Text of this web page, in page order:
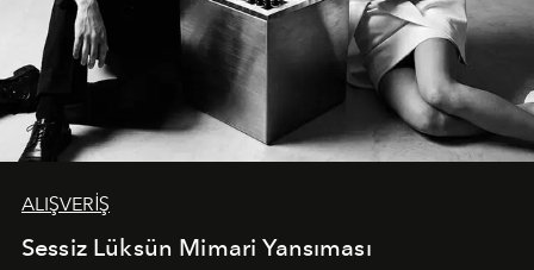
ALIŞVERİŞ
Sessiz Lüksün Mimari Yansıması